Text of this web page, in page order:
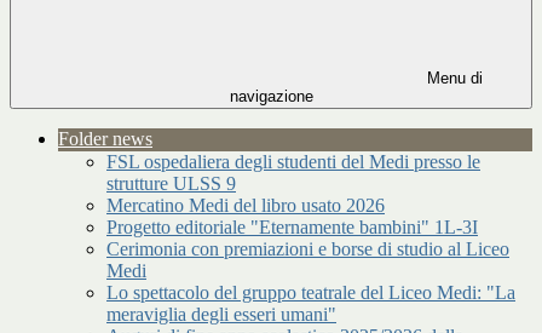
Menu di
navigazione
Folder news
FSL ospedaliera degli studenti del Medi presso le
strutture ULSS 9
Mercatino Medi del libro usato 2026
Progetto editoriale "Eternamente bambini" 1L-3I
Cerimonia con premiazioni e borse di studio al Liceo
Medi
Lo spettacolo del gruppo teatrale del Liceo Medi: "La
meraviglia degli esseri umani"